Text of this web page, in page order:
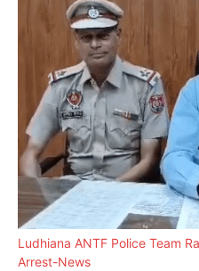
Ludhiana ANTF Police Team
Arrest-News